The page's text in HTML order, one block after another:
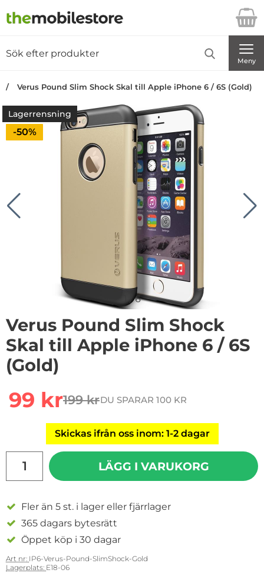
Startsidan för Danira Telecom AB
Meny
Verus Pound Slim Shock Skal till Apple iPhone 6 / 6S (Gold)
Lagerrensning
Priset är nedsatt med
-50%
/6
Verus Pound Slim Shock
Skal till Apple iPhone 6 / 6S
(Gold)
rea pris
99 krtidigare pris
199 krDU SPARAR 100 KR
Skickas ifrån oss inom: 1-2 dagar
LÄGG I VARUKORG
Fler än 5 st. i lager eller fjärrlager
365 dagars bytesrätt
Öppet köp i 30 dagar
Art nr: IP6-Verus-Pound-SlimShock-Gold
Lagerplats: E18-06